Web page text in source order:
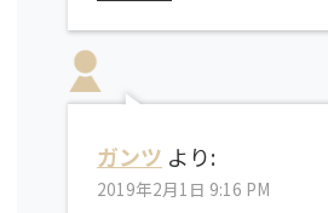
ガンツ より:
2019年2月1日 9:16 PM